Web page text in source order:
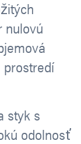
nulovú
prostredí
styk s
odolnosť